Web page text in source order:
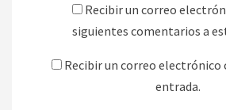
Recibir un correo
siguientes comentarios a
Recibir un correo electrónico
entrada.